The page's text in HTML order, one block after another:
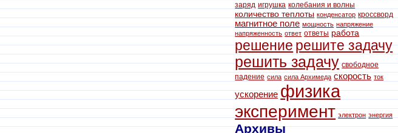
заряд игрушка колебания и волны
количество теплоты конденсатор кроссворд
магнитное поле мощность напряжение
напряженность ответ ответы работа
решениерешите задачу
решить задачу свободное
падение сила сила Архимеда скорость ток
ускорение физика
эксперимент электрон энергия
Архивы